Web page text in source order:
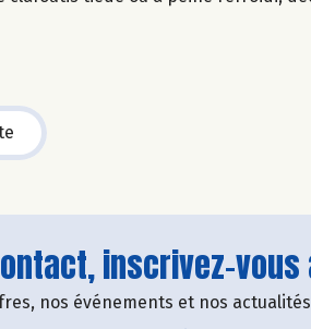
inscrivez-
nos événements et nos